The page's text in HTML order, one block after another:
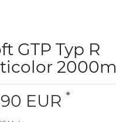
GTP Typ R
2000m
EUR *